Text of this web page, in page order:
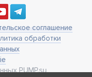
соглашение
обработки
PUMP.su